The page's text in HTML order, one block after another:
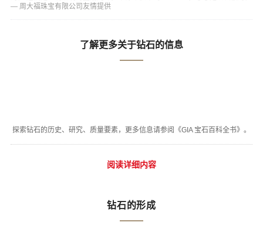
— 周大福珠宝有限公司友情提供
了解更多关于钻石的信息
探索钻石的历史、研究、质量要素，更多信息请参阅《GIA 宝石百科全书》。
阅读详细内容
钻石的形成